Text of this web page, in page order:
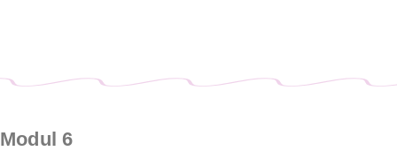
Modul 6